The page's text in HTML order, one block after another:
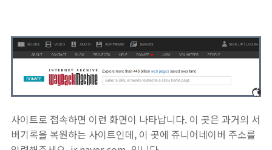
사이트로 접속하면 이런 화면이 나타납니다. 이 곳은 과거의 서
버기록을 복원하는 사이트인데, 이 곳에 쥬니어네이버 주소를